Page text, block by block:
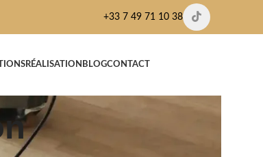
+33 7 49 71 10 38
RÉALISATION BLOGCONTACT